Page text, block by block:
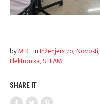
byM K inInženjerstvo,Novosti,
Elektronika,STEAM
SHARE IT